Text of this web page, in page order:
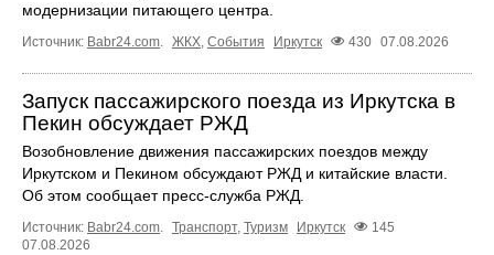
модернизации питающего центра.
Источник: Babr24.com. ЖКХ, События Иркутск 430 07.08.2026
Запуск пассажирского поезда из Иркутска в
Пекин обсуждает РЖД
Возобновление движения пассажирских поездов между
Иркутском и Пекином обсуждают РЖД и китайские власти.
Об этом сообщает пресс‑служба РЖД.
Источник: Babr24.com. Транспорт, Туризм Иркутск
145
07.08.2026